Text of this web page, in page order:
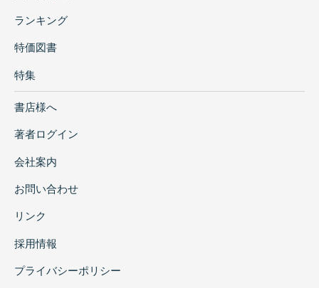
ランキング
特価図書
特集
書店様へ
著者ログイン
会社案内
お問い合わせ
リンク
採用情報
プライバシーポリシー